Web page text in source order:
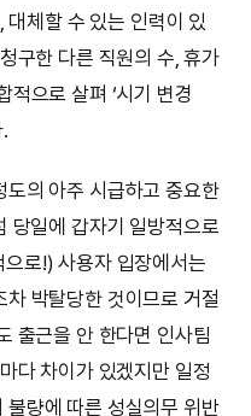
대체할 수 있는 인력이 있
구한 다른 직원의 수, 휴가
적으로 살펴 ‘시기 변경
도의 아주 시급하고 중요한
당일에 갑자기 일방적으로
로!) 사용자 입장에서는
박탈당한 것이므로 거절
출근을 안 한다면 인사팀
다 차이가 있겠지만 일정
불량에 따른 성실의무 위반